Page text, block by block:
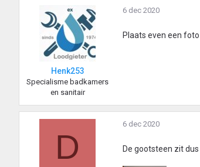
Henk253
Specialisme badkamers
en sanitair
6 dec 2020
Plaats even een
D
6 dec 2020
De gootsteen zit